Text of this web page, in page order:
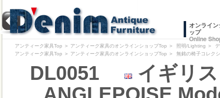
オンライ
ップ
Online
アンティーク家具Top ＞ アンティーク家具のオンラインショップTop ＞ 照明/Lighting ＞
アンティーク家具Top ＞ アンティーク家具のオンラインショップTop ＞ 無銘の椅子コレク
DL0051
イギリ